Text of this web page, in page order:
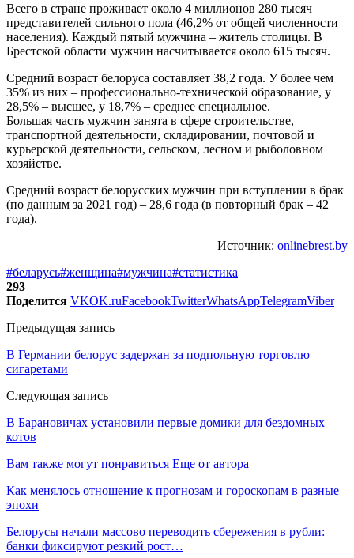
Всего в стране проживает около 4 миллионов 280 тысяч
представителей сильного пола (46,2% от общей численности
населения). Каждый пятый мужчина – житель столицы. В
Брестской области мужчин насчитывается около 615 тысяч.
Средний возраст белоруса составляет 38,2 года. У более чем
35% из них – профессионально-технической образование, у
28,5% – высшее, у 18,7% – среднее специальное.
Большая часть мужчин занята в сфере строительстве,
транспортной деятельности, складировании, почтовой и
курьерской деятельности, сельском, лесном и рыболовном
хозяйстве.
Средний возраст белорусских мужчин при вступлении в брак
(по данным за 2021 год) – 28,6 года (в повторный брак – 42
года).
Источник: onlinebrest.by
#беларусь#женщина#мужчина#статистика
293
Поделится VKOK.ruFacebookTwitterWhatsAppTelegramViber
Предыдущая запись
В Германии белорус задержан за подпольную торговлю
сигаретами
Следующая запись
В Барановичах установили первые домики для бездомных
котов
Вам также могут понравиться Еще от автора
Как менялось отношение к прогнозам и гороскопам в разные
эпохи
Белорусы начали массово переводить сбережения в рубли:
банки фиксируют резкий рост…